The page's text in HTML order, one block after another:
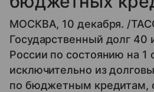
МОСКВА, 10 декабря. /
Государственный долг 40
России по состоянию на 1
исключительно из
по бюджетным кредитам,